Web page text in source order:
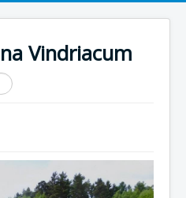
Vindriacum